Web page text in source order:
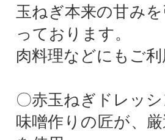
玉ねぎ本来の甘み
っております。
肉料理などにもご利
〇赤玉ねぎドレッ
味噌作りの匠が、